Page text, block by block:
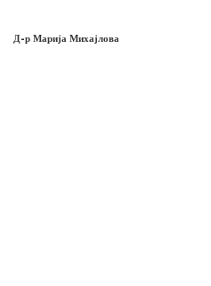
Д-р Марија Михајлова